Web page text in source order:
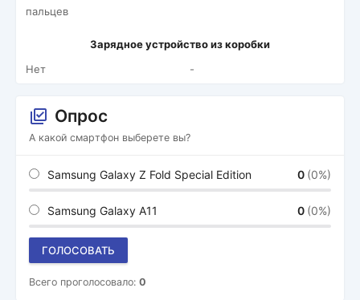
пальцев
Зарядное устройство из коробки
Нет
-
Опрос
А какой смартфон выберете вы?
Samsung Galaxy Z Fold Special Edition 0 (0%)
Samsung Galaxy A11 0 (0%)
ГОЛОСОВАТЬ
Всего проголосовало: 0